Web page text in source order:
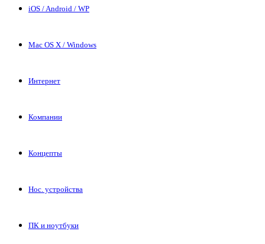
iOS / Android / WP
Mac OS X / Windows
Интернет
Компании
Концепты
Нос. устройства
ПК и ноутбуки